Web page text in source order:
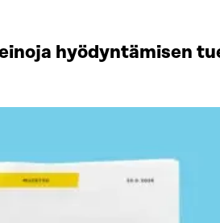
hyödyntämisen